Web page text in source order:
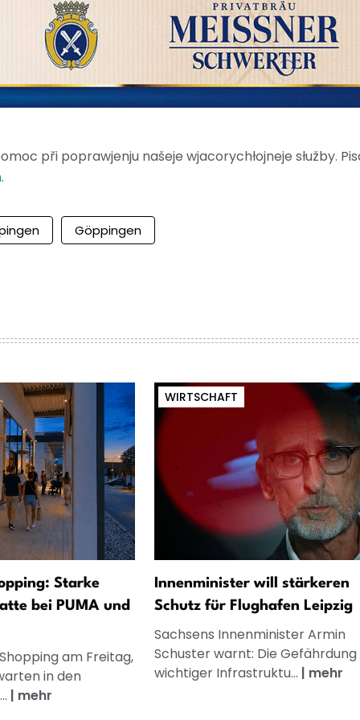
při poprawjenju našeje wjacorychłojneje słužby.
.
Göppingen
Starke
bei PUMA und
am Freitag,
in den
| mehr
WIRTSCHAFT
Innenminister will stärkeren
Schutz für Flughafen Leipzig
Sachsens Innenminister Armin
Schuster warnt: Die Gefährdung
wichtiger Infrastruktu... | mehr